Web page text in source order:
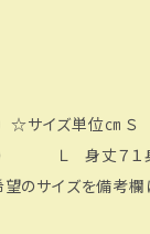
身巾４８肩巾４１袖丈１
０ Ｌ 身丈７１
サイズを備考欄に